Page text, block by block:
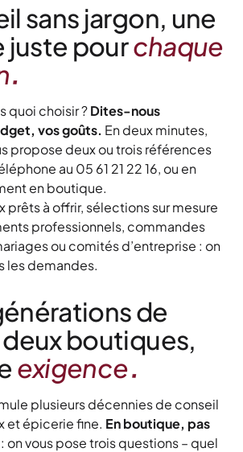
sans jargon, une
juste pourchaque
.
quoi choisir ?Dites-nous
vos goûts. En deux minutes,
propose deux ou trois références
au 05 61 21 22 16, ou en
en boutique.
prêts à offrir, sélections sur mesure
professionnels, commandes
ou comités d’entreprise : on
les demandes.
de
boutiques,
exigence.
plusieurs décennies de conseil
et épicerie fine. En boutique, pas
: on vous pose trois questions – quel